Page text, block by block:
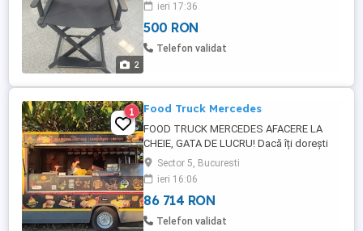
2
ieri 17:36
500 RON
Telefon validat
1 Food Truck Mercedes
FOOD TRUCK MERCEDES AFACERE LA
CHEIE, GATA DE LUCRU! Dacă îți dorești
să începi imediat o afacere în domeniul
street food, fără investiții suplimentare,
aceasta este oportunitatea ideală! Se
vinde Food Truck Mercedes, an fabricație
2001, cu doar 165.000 km, complet
Sector 5, Bucuresti
ieri 16:06
86 714 RON
Telefon validat